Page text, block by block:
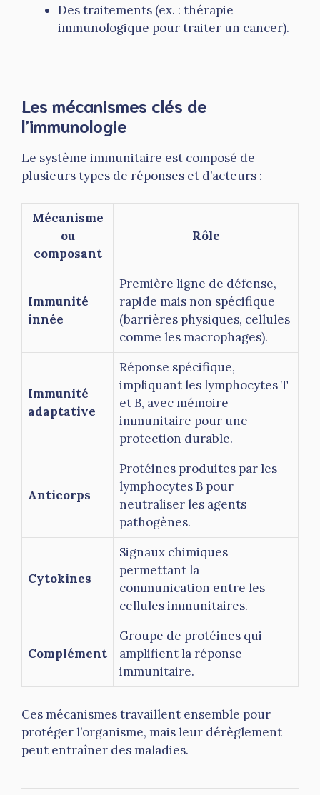
Des traitements (ex. : thérapie
immunologique pour traiter un cancer).
Les mécanismes clés de
l’immunologie
Le système immunitaire est composé de
plusieurs types de réponses et d’acteurs :
Mécanisme
ou
composant
Rôle
Immunité
innée
Première ligne de défense,
rapide mais non spécifique
(barrières physiques, cellules
comme les macrophages).
Immunité
adaptative
Réponse spécifique,
impliquant les lymphocytes T
et B, avec mémoire
immunitaire pour une
protection durable.
Anticorps
Protéines produites par les
lymphocytes B pour
neutraliser les agents
pathogènes.
Cytokines
Signaux chimiques
permettant la
communication entre les
cellules immunitaires.
Complément
Groupe de protéines qui
amplifient la réponse
immunitaire.
Ces mécanismes travaillent ensemble pour
protéger l’organisme, mais leur dérèglement
peut entraîner des maladies.